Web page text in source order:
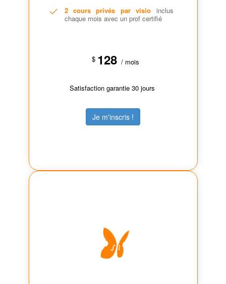
2 cours privés par visio inclus
chaque mois avec un prof certifié
$ 128/ mois
Satisfaction garantie 30 jours
Je m'inscris !